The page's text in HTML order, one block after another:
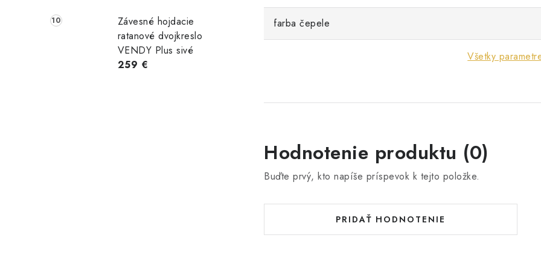
Závesné hojdacie
ratanové dvojkreslo
VENDY Plus sivé
259 €
farba čepele
Všetky
Hodnotenie produktu (0)
Buďte prvý, kto napíše príspevok k tejto položke.
PRIDAŤ HODNOTENIE